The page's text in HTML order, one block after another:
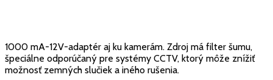
1000 mA-12V-adaptér aj ku kamerám. Zdroj má filter šumu,
špeciálne odporúčaný pre systémy CCTV, ktorý môže znížiť
možnosť zemných slučiek a iného rušenia.